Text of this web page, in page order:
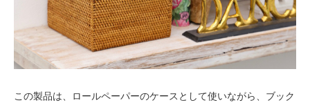
この製品は、ロールペーパーのケースとして使いながら、ブック